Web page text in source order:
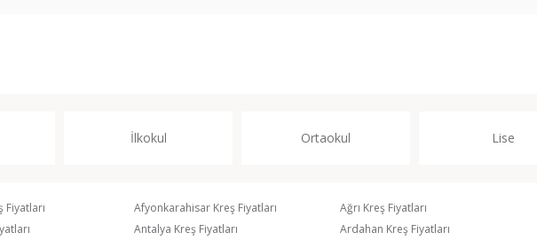
İlkokul Ortaokul Lise
Fiyatları Afyonkarahisar Kreş Fiyatları Ağrı Kreş Fiyatları
Antalya Kreş Fiyatları Ardahan Kreş Fiyatları